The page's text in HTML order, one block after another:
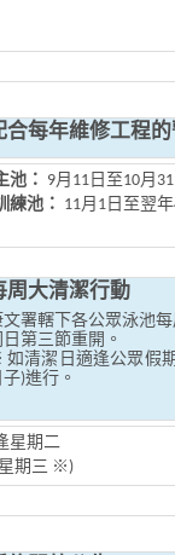
合每年維修工程
池：
9月11日至10月
練池： 11月1日至翌
周大清潔行動
文署轄下各公眾泳池
日第三節重開。
如清潔日適逢公眾假
子)進行。
星期二
期三 ※)